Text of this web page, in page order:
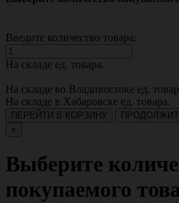
Введите количество товара:
На складе ед. товара.
На складе во Владивостоке ед.
На складе в Хабаровске ед. товара.
ПЕРЕЙТИ В КОРЗИНУ
×
Выберите
покупаемого